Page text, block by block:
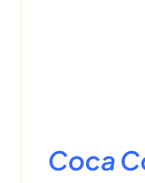
Coca